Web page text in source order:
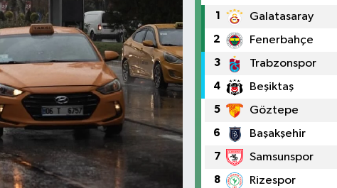
1 Galatasaray
2 Fenerbahçe
3 Trabzonspor
4 Beşiktaş
5 Göztepe
6 Başakşehir
7 Samsunspor
8 Rizespor